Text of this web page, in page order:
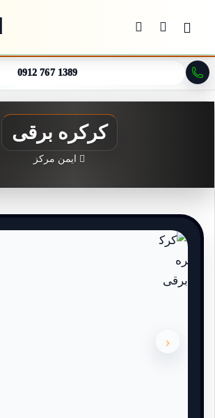
جستجو برای
0912 767 1389
کرکره برقی
ایمن مرکز
‹